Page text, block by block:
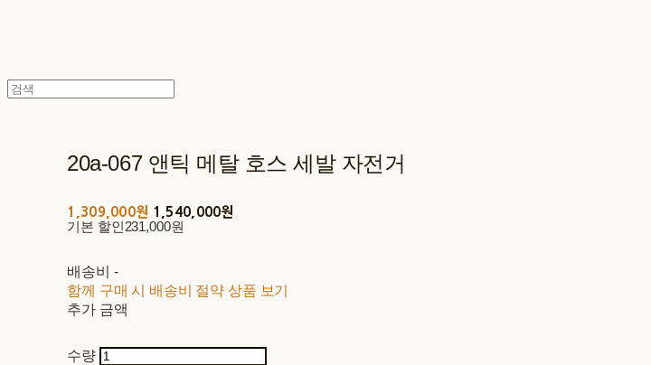
20a-067 앤틱 메탈 호스 세발 자전거
1,309,000원 1,540,000원
기본 할인231,000원
배송비 -
함께 구매 시 배송비 절약 상품 보기
추가 금액
수량